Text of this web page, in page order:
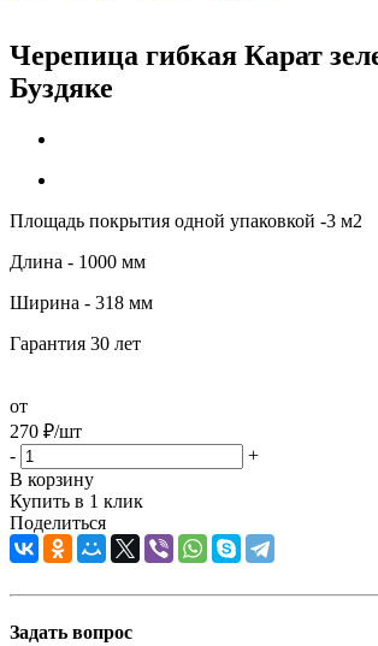
Черепица гибкая Карат
Буздяке
Площадь покрытия одной упаковкой -3 м2
Длина - 1000 мм
Ширина - 318 мм
Гарантия 30 лет
от
270 ₽/шт
-
+
В корзину
Купить в 1 клик
Поделиться
Задать вопрос